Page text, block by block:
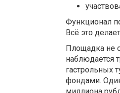
Функционал
Всё это
Площадка не
наблюдается
гастрольных
фондами.